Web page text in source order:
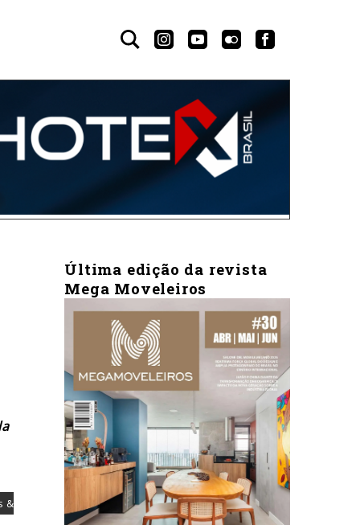
&
Última edição da revista
Mega Moveleiros